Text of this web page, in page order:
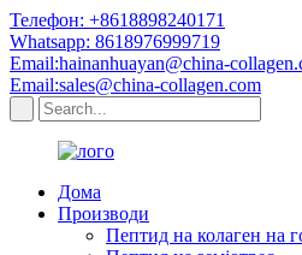
Телефон: +8618898240171
Whatsapp: 8618976999719
Email:hainanhuayan@china-
Email:sales@china-collagen.com
Дома
Производи
Пептид на колаген на